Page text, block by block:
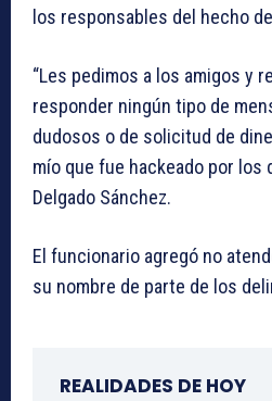
los responsables del hecho
“Les pedimos a los amigos y
responder ningún tipo de
dudosos o de solicitud de
mío que fue hackeado por
Delgado Sánchez.
El funcionario agregó no
su nombre de parte de los
REALIDADES DE HOY